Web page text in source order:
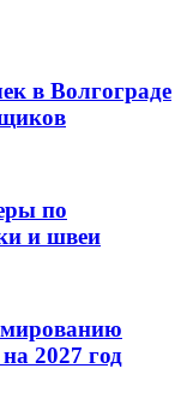
в Волгограде
по
и швеи
2027 год